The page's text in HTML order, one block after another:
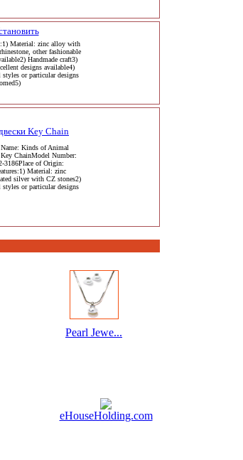
Material: zinc alloy with
other fashionable
Handmade craft3)
designs available4)
styles or particular designs
Key Chain
Kinds of Animal
ChainModel Number:
3186Place of Origin:
Material: zinc
silver with CZ stones2)
styles or particular designs
Pearl Jewe...
eHouseHolding.com